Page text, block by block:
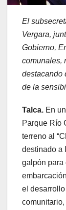
El
Vergara,
Gobierno,
comunales,
destacando
de la
Talca. En
Parque Río
terreno al
destinado a
galpón para
el